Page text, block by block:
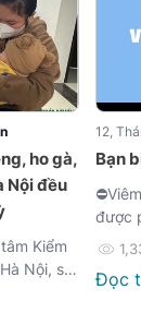
ho gà,
Nội đều
Kiểm
Nội, số
tay
não
12,
Bạn
được
tốt
nặng
và
Đọc